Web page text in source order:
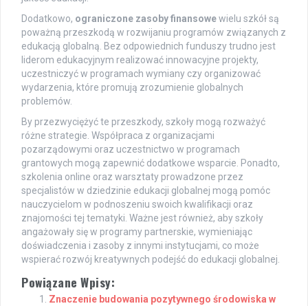
Dodatkowo, ograniczone zasoby finansowewielu szkół są
poważną przeszkodą w rozwijaniu programów związanych z
edukacją globalną. Bez odpowiednich funduszy trudno jest
liderom edukacyjnym realizować innowacyjne projekty,
uczestniczyć w programach wymiany czy organizować
wydarzenia, które promują zrozumienie globalnych
problemów.
By przezwyciężyć te przeszkody, szkoły mogą rozważyć
różne strategie. Współpraca z organizacjami
pozarządowymi oraz uczestnictwo w programach
grantowych mogą zapewnić dodatkowe wsparcie. Ponadto,
szkolenia online oraz warsztaty prowadzone przez
specjalistów w dziedzinie edukacji globalnej mogą pomóc
nauczycielom w podnoszeniu swoich kwalifikacji oraz
znajomości tej tematyki. Ważne jest również, aby szkoły
angażowały się w programy partnerskie, wymieniając
doświadczenia i zasoby z innymi instytucjami, co może
wspierać rozwój kreatywnych podejść do edukacji globalnej.
Powiązane Wpisy:
Znaczenie budowania pozytywnego środowiska w